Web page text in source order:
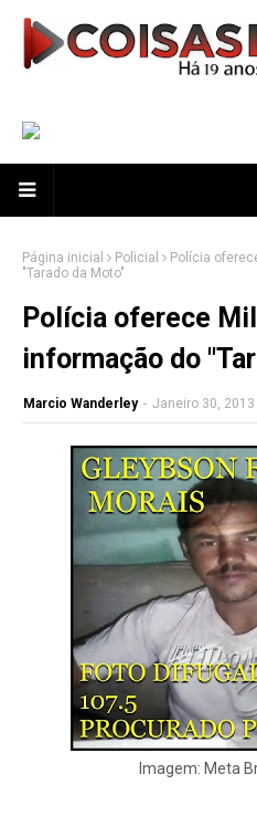
Página inicial Policial
Polícia
"Tarado da Moto"
Polícia oferece
informação do
Marcio Wanderley - Janeiro 30, 2013
Imagem: Meta